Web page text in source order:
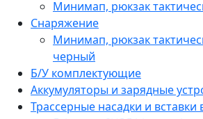
Минимап, рюкзак
Снаряжение
Минимап, рюкзак
черный
Б/У комплектующие
Аккумуляторы и зарядные
Трассерные насадки и вставки